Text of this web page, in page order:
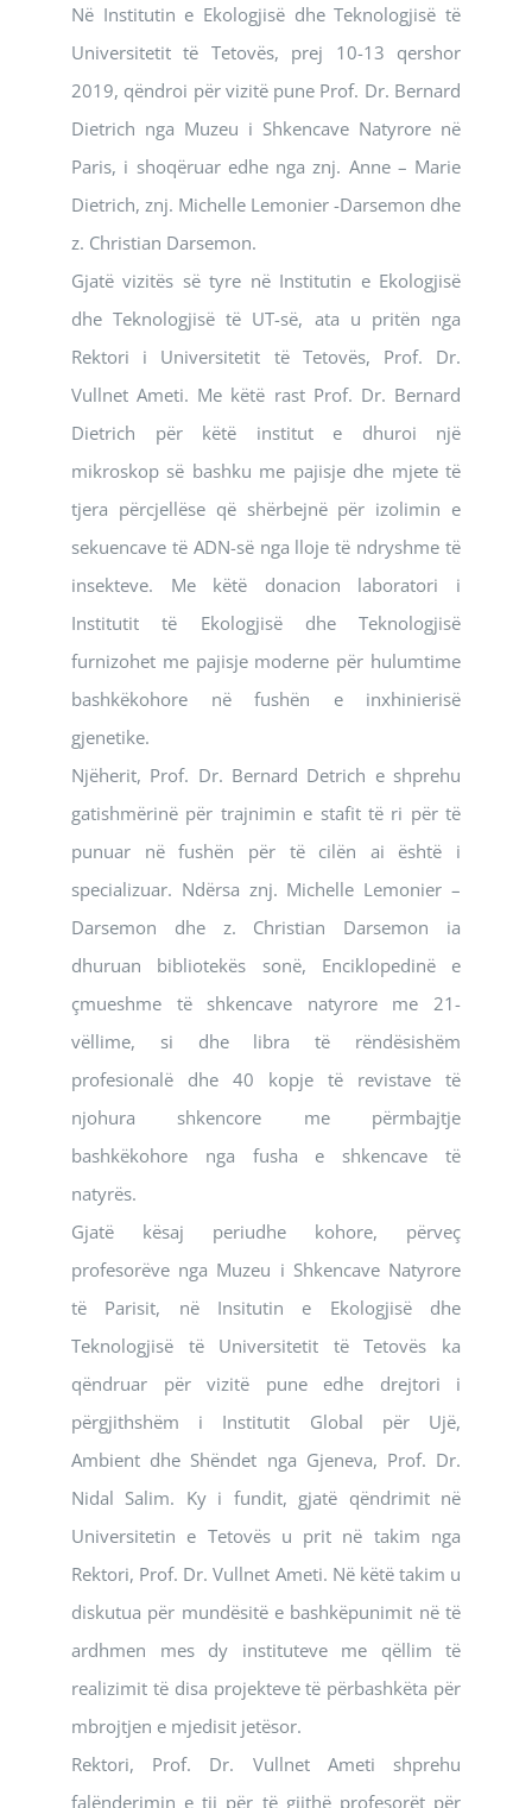
Në Institutin e Ekologjisë dhe Teknologjisë të
Universitetit të Tetovës, prej 10-13 qershor
2019, qëndroi për vizitë pune Prof. Dr. Bernard
Dietrich nga Muzeu i Shkencave Natyrore në
Paris, i shoqëruar edhe nga znj. Anne – Marie
Dietrich, znj. Michelle Lemonier -Darsemon dhe
z. Christian Darsemon.
Gjatë vizitës së tyre në Institutin e Ekologjisë
dhe Teknologjisë të UT-së, ata u pritën nga
Rektori i Universitetit të Tetovës, Prof. Dr.
Vullnet Ameti. Me këtë rast Prof. Dr. Bernard
Dietrich për këtë institut e dhuroi një
mikroskop së bashku me pajisje dhe mjete të
tjera përcjellëse që shërbejnë për izolimin e
sekuencave të ADN-së nga lloje të ndryshme të
insekteve. Me këtë donacion laboratori i
Institutit të Ekologjisë dhe Teknologjisë
furnizohet me pajisje moderne për hulumtime
bashkëkohore në fushën e inxhinierisë
gjenetike.
Njëherit, Prof. Dr. Bernard Detrich e shprehu
gatishmërinë për trajnimin e stafit të ri për të
punuar në fushën për të cilën ai është i
specializuar. Ndërsa znj. Michelle Lemonier –
Darsemon dhe z. Christian Darsemon ia
dhuruan bibliotekës sonë, Enciklopedinë e
çmueshme të shkencave natyrore me 21-
vëllime, si dhe libra të rëndësishëm
profesionalë dhe 40 kopje të revistave të
njohura shkencore me përmbajtje
bashkëkohore nga fusha e shkencave të
natyrës.
Gjatë kësaj periudhe kohore, përveç
profesorëve nga Muzeu i Shkencave Natyrore
të Parisit, në Insitutin e Ekologjisë dhe
Teknologjisë të Universitetit të Tetovës ka
qëndruar për vizitë pune edhe drejtori i
përgjithshëm i Institutit Global për Ujë,
Ambient dhe Shëndet nga Gjeneva, Prof. Dr.
Nidal Salim. Ky i fundit, gjatë qëndrimit në
Universitetin e Tetovës u prit në takim nga
Rektori, Prof. Dr. Vullnet Ameti. Në këtë takim u
diskutua për mundësitë e bashkëpunimit në të
ardhmen mes dy instituteve me qëllim të
realizimit të disa projekteve të përbashkëta për
mbrojtjen e mjedisit jetësor.
Rektori, Prof. Dr. Vullnet Ameti shprehu
falënderimin e tij për të gjithë profesorët për